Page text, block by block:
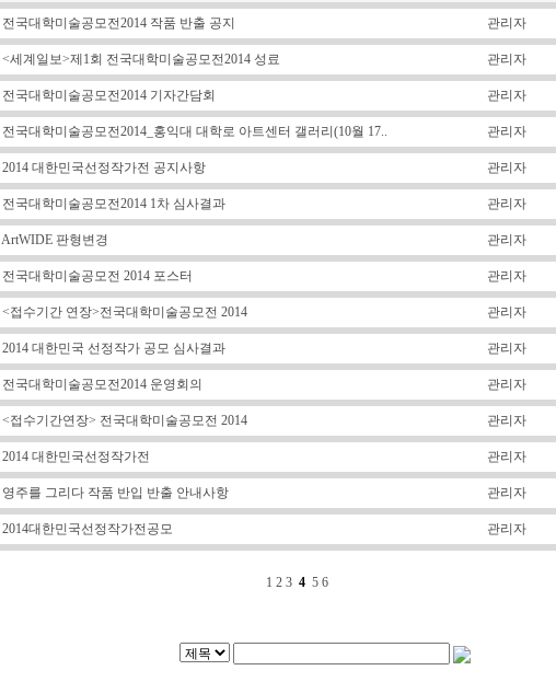
전국대학미술공모전2014 작품 반출 공지 관리자
<세계일보>제1회 전국대학미술공모전2014 성료 관리자
전국대학미술공모전2014 기자간담회 관리자
전국대학미술공모전2014_홍익대 대학로 아트센터 갤러리(10월 17.. 관리자
2014 대한민국선정작가전 공지사항 관리자
전국대학미술공모전2014 1차 심사결과 관리자
ArtWIDE 판형변경 관리자
전국대학미술공모전 2014 포스터 관리자
<접수기간 연장>전국대학미술공모전 2014 관리자
2014 대한민국 선정작가 공모 심사결과 관리자
전국대학미술공모전2014 운영회의 관리자
<접수기간연장> 전국대학미술공모전 2014 관리자
2014 대한민국선정작가전 관리자
영주를 그리다 작품 반입 반출 안내사항 관리자
2014대한민국선정작가전공모 관리자
1 2 3 4 5 6